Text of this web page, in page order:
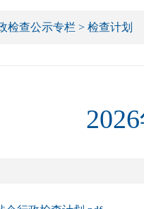
检查公示专栏 > 检查计划